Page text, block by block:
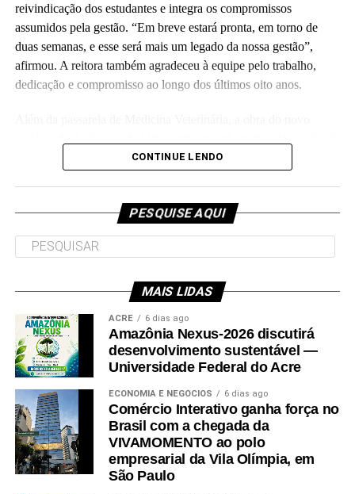
Leia Mais: UFAC
reivindicação dos estudantes e integra os compromissos
assumidos pela gestão. “Em breve estará pronta, em torno de
duas semanas, e esse será mais um legado da nossa gestão”,
afirmou. A reitora também agradeceu à equipe pelo trabalho,
dedicação e compromisso ao longo dos últimos oito anos.
e deve ser entregue em breve.CONTINUE LENDO
PESQUISE AQUI
MAIS LIDAS
ACRE 6 dias ago
Amazônia Nexus-2026 discutirá
desenvolvimento sustentável —
Universidade Federal do Acre
ECONOMIA E NEGÓCIOS 6 dias ago
Comércio Interativo ganha força no
Brasil com a chegada da
VIVAMOMENTO ao polo
empresarial da Vila Olímpia, em
São Paulo